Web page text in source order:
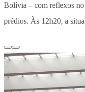
Bolívia – com reflexos no
prédios. Às 12h20, a